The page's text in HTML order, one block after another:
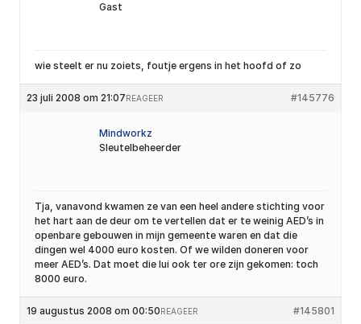
Gast
wie steelt er nu zoiets, foutje ergens in het hoofd of zo
23 juli 2008 om 21:07 #145776
REAGEER
Mindworkz
Sleutelbeheerder
Tja, vanavond kwamen ze van een heel andere stichting voor
het hart aan de deur om te vertellen dat er te weinig AED’s in
openbare gebouwen in mijn gemeente waren en dat die
dingen wel 4000 euro kosten. Of we wilden doneren voor
meer AED’s. Dat moet die lui ook ter ore zijn gekomen: toch
8000 euro.
19 augustus 2008 om 00:50 #145801
REAGEER